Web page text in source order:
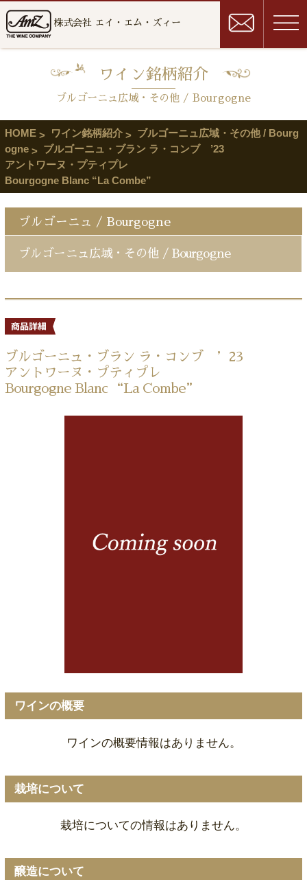
株式会社 エイ・エム・ズィー
ワイン銘柄紹介
ブルゴーニュ広域・その他 / Bourgogne
HOME ワイン銘柄紹介
ブルゴーニュ広域・その他 / Bourg
ogne
ブルゴーニュ・ブラン ラ・コンブ ’23
アントワーヌ・プティプレ
Bourgogne Blanc “La Combe”
ブルゴーニュ / Bourgogne
ブルゴーニュ広域・その他 / Bourgogne
ブルゴーニュ・ブラン ラ・コンブ ’23
アントワーヌ・プティプレ
Bourgogne Blanc “La Combe”
ワインの概要
ワインの概要情報はありません。
栽培について
栽培についての情報はありません。
醸造について